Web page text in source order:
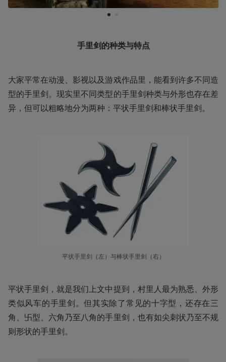
1
手里剑的种类与特点
大家平常在动漫、影视以及游戏作品里，能看到许多不同造
型的手里剑。现实里不同类型的手里剑种类与外形也存在差
异，但可以粗略地分为两种：平状手里剑和棒状手里剑。
平状手里剑（左）与棒状手里剑（右）
平状手里剑，就是我们上文中提到，村里人最为熟悉、外形
类似风车的手里剑。但其实除了常见的十字型，还存在三
角、卐型、六角乃至八角的手里剑，也有如尖刺状乃至不规
则形状的手里剑。